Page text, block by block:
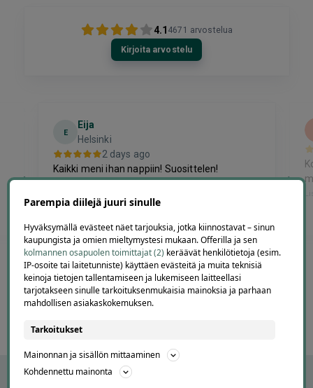
4.1 4671 arvostelua
Kirjoita arvostelu
E
Eija
Helsinki
2 days ago
Kaikki meni ihan nappiin! Suosittelen!
6 / 60
Parempia diilejä juuri sinulle
Hyväksymällä evästeet näet tarjouksia, jotka kiinnostavat – sinun
kaupungista ja omien mieltymystesi mukaan. Offerilla ja sen
kolmannen osapuolen toimittajat (2) keräävät henkilötietoja (esim.
IP-osoite tai laitetunniste) käyttäen evästeitä ja muita teknisiä
keinoja tietojen tallentamiseen ja lukemiseen laitteellasi
tarjotakseen sinulle tarkoituksenmukaisia mainoksia ja parhaan
mahdollisen asiakaskokemuksen.
Tarkoitukset
Mainonnan ja sisällön mittaaminen
Kohdennettu mainonta